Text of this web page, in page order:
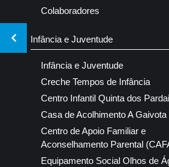
Colaboradores
Infância e Juventude
Infância e Juventude
Creche Tempos de Infância
Centro Infantil Quinta dos
Casa de Acolhimento A Gaivota
Centro de Apoio Familiar e
Aconselhamento Parental
Equipamento Social Olhos de